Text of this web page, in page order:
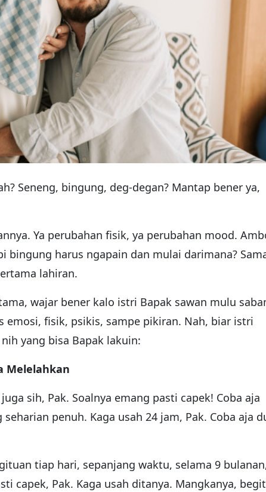
Seneng, bingung, deg-degan? Mantap bener ya,
Ya perubahan fisik, ya perubahan mood.
bingung harus ngapain dan mulai darimana?
lahiran.
wajar bener kalo istri Bapak sawan mulu
emosi, fisik, psikis, sampe pikiran. Nah, biar istri
yang bisa Bapak lakuin:
Melelahkan
sih, Pak. Soalnya emang pasti capek! Coba aja
penuh. Kaga usah 24 jam, Pak. Coba aja
tiap hari, sepanjang waktu, selama 9
capek, Pak. Kaga usah ditanya. Mangkanya,